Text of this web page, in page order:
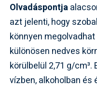
Olvadáspontja
azt jelenti, hogy
könnyen
különösen nedves
körülbelül 2,71 g/
vízben, alkoholban és